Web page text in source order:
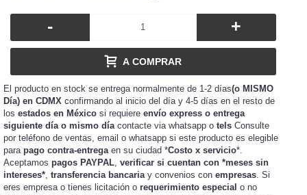
- +
A COMPRAR
El producto en stock se entrega normalmente de 1-2 días(o MISMO
Día) en CDMX confirmando al inicio del día y 4-5 días en el resto de
los estados en México si requiere envío express o entrega
siguiente día o mismo día contacte via whatsapp o tels Consulte
por teléfono de ventas, email o whatsapp si este producto es elegible
para pago contra-entrega en su ciudad *Costo x servicio*.
Aceptamos pagos PAYPAL verificar si cuentan con *meses sin
intereses* transferencia bancaria y convenios con empresas . Si
eres empresa o tienes licitación o requerimiento especial o no